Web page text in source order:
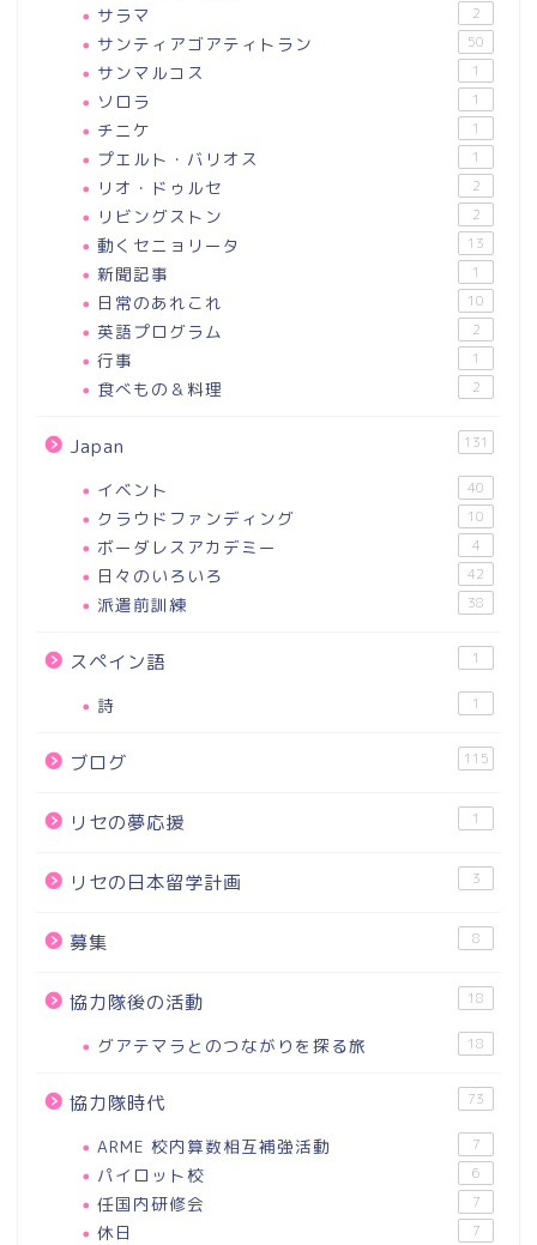
サラマ 2
サンティアゴアティトラン 50
サンマルコス 1
ソロラ 1
チニケ 1
プエルト・バリオス 1
リオ・ドゥルセ 2
リビングストン 2
動くセニョリータ 13
新聞記事 1
日常のあれこれ 10
英語プログラム 2
行事 1
食べもの＆料理 2
Japan 131
イベント 40
クラウドファンディング 10
ボーダレスアカデミー 4
日々のいろいろ 42
派遣前訓練 38
スペイン語 1
詩 1
ブログ 115
リセの夢応援 1
リセの日本留学計画 3
募集 8
協力隊後の活動 18
グアテマラとのつながりを探る旅 18
協力隊時代 73
ARME 校内算数相互補強活動 7
パイロット校 6
任国内研修会 7
休日 7